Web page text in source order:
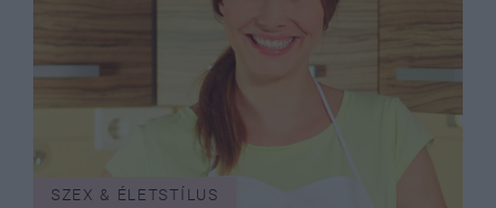
SZEX & ÉLETSTÍLUS